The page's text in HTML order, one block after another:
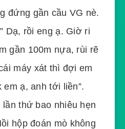
đứng gần cầu VG nè.
Dạ, rồi eng ạ. Giờ ri
gần 100m nựa, rùi rẽ
máy xát thì đợi em
em ạ, anh tới liền”.
thứ bao nhiêu hẹn
hộp đoán mò không